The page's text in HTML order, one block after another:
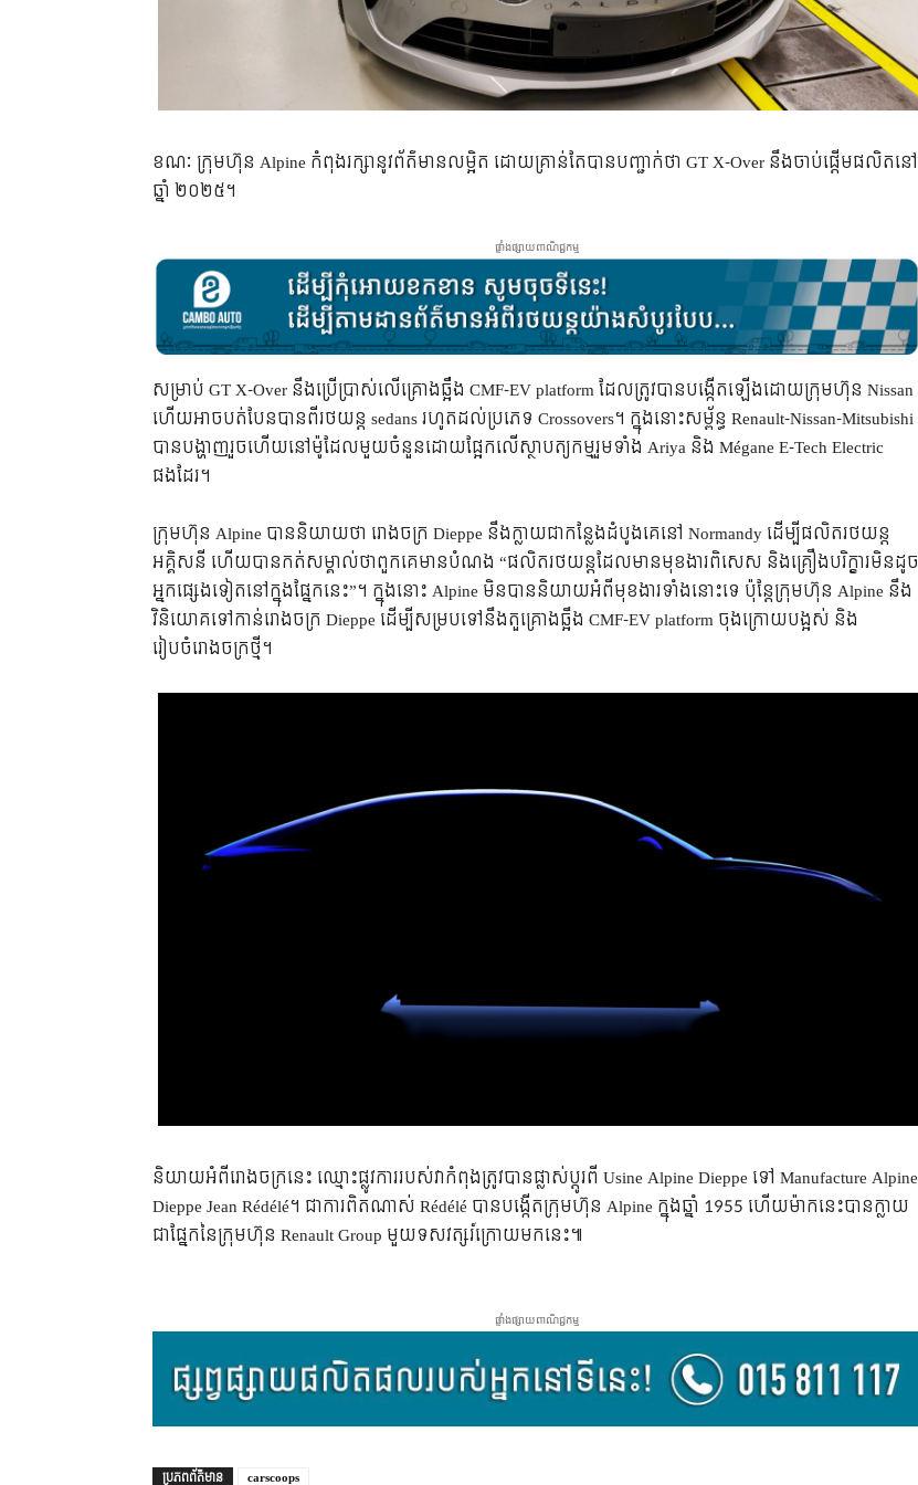
ខណៈ ក្រុមហ៊ុន Alpine កំពុងរក្សានូវព័ត៌មានលម្អិត ដោយគ្រាន់តែបានបញ្ជាក់ថា GT X-Over នឹងចាប់ផ្តើមផលិតនៅ
ឆ្នាំ ២០២៥។
ផ្ទាំងផ្សាយពាណិជ្ជកម្ម
សម្រាប់ GT X-Over នឹងប្រើប្រាស់លើគ្រោងឆ្អឺង CMF-EV platform ដែលត្រូវបានបង្កើតឡើងដោយក្រុមហ៊ុន Nissan
ហើយអាចបត់បែនបានពីរថយន្ត sedans រហូតដល់ប្រភេទ Crossovers។ ក្នុងនោះសម្ព័ន្ធ Renault-Nissan-Mitsubishi
បានបង្ហាញរួចហើយនៅម៉ូដែលមួយចំនួនដោយផ្អែកលើស្ថាបត្យកម្មរួមទាំង Ariya និង Mégane E-Tech Electric
ផងដែរ។
ក្រុមហ៊ុន Alpine បាននិយាយថា រោងចក្រ Dieppe នឹងក្លាយជាកន្លែងដំបូងគេនៅ Normandy ដើម្បីផលិតរថយន្ត
អគ្គិសនី ហើយបានកត់សម្គាល់ថាពួកគេមានបំណង “ផលិតរថយន្តដែលមានមុខងារពិសេស និងគ្រឿងបរិក្ខារមិនដូច
អ្នកផ្សេងទៀតនៅក្នុងផ្នែកនេះ”។ ក្នុងនោះ Alpine មិនបាននិយាយអំពីមុខងារទាំងនោះទេ ប៉ុន្តែក្រុមហ៊ុន Alpine នឹង
វិនិយោគទៅកាន់រោងចក្រ Dieppe ដើម្បីសម្របទៅនឹងតួគ្រោងឆ្អឹង CMF-EV platform ចុងក្រោយបង្អស់ និង
រៀបចំរោងចក្រថ្មី។
និយាយអំពីរោងចក្រនេះ ឈ្មោះផ្លូវការរបស់វាកំពុងត្រូវបានផ្លាស់ប្តូរពី Usine Alpine Dieppe ទៅ Manufacture Alpine
Dieppe Jean Rédélé។ ជាការពិតណាស់ Rédélé បានបង្កើតក្រុមហ៊ុន Alpine ក្នុងឆ្នាំ 1955 ហើយម៉ាកនេះបានក្លាយ
ជាផ្នែកនៃក្រុមហ៊ុន Renault Group មួយទសវត្សរ៍ក្រោយមកនេះ៕
ផ្ទាំងផ្សាយពាណិជ្ជកម្ម
ប្រភព​ព័ត៌មាន
carscoops